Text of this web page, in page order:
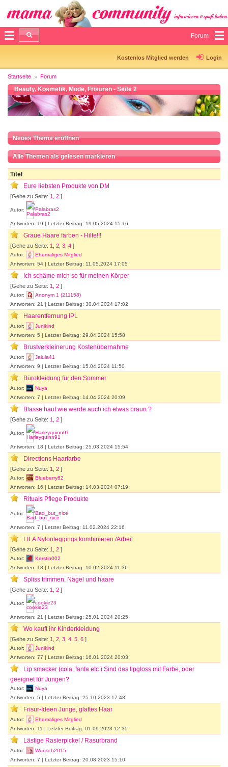
Forum
Kostenlos Mitglied werden Login
Startseite Forum
Beauty, Kosmetik, Mode, Frisuren - Seite 2
Neues Thema eröffnen
Alle Themen als gelesen markieren
Titel
Eure liebsten Produkte von DM
[Gehe zu Seite: 1 2 ]
Autor: Palabras2
Antworten: 19 | Letzter Beitrag: 19.05.2024 15:16
Graue Haare färben - Hilfe!!!
[Gehe zu Seite: 1 2 3 4 ]
Autor:
Ehemaliges Mitglied
Antworten: 54 | Letzter Beitrag: 11.05.2024 17:05
Ich schäme mich so für meinen Körper
[Gehe zu Seite: 1 2 ]
Autor:
Anonym 1 (211158)
Antworten: 21 | Letzter Beitrag: 30.04.2024 17:02
Haarentfernung IPL
Autor:
Junikind
Antworten: 5 | Letzter Beitrag: 29.04.2024 15:58
Brustverkleinerung Kostenübernahme
Autor:
Jalula41
Antworten: 9 | Letzter Beitrag: 15.04.2024 11:50
Bürokleidung für den Sommer
Autor:
Nuya
Antworten: 7 | Letzter Beitrag: 14.04.2024 20:09
Blasse haut wie werde auch ich etwas braun ?
[Gehe zu Seite: 1 2 ]
Autor: Harleyquinn91
Antworten: 18 | Letzter Beitrag: 25.03.2024 15:54
Directions Haarfarbe
[Gehe zu Seite: 1 2 ]
Autor:
Blueberry82
Antworten: 16 | Letzter Beitrag: 14.03.2024 07:19
Rituals Pflege Produkte
Autor: Bad_but_nice
Antworten: 7 | Letzter Beitrag: 11.02.2024 22:16
LILA Nylonleggings kombinieren /Arbeit
[Gehe zu Seite: 1 2 ]
Autor:
Kerstin002
Antworten: 18 | Letzter Beitrag: 10.02.2024 11:36
Spliss trimmen, Nägel und haare
[Gehe zu Seite: 1 2 ]
Autor: cookie23
Antworten: 21 | Letzter Beitrag: 25.01.2024 20:25
Wo kauft ihr Kinderkleidung
[Gehe zu Seite: 1 2 3 4 5 6 ]
Autor:
Junikind
Antworten: 77 | Letzter Beitrag: 16.01.2024 20:03
Lip smacker (cola, fanta etc.) Sind das lipgloss mit Farbe, oder
geeignet für Jungen?
Autor:
Nuya
Antworten: 5 | Letzter Beitrag: 25.10.2023 17:48
Frisur-Ideen Junge, glattes Haar
Autor:
Ehemaliges Mitglied
Antworten: 11 | Letzter Beitrag: 01.09.2023 12:35
Lästige Rasierpickel / Rasurbrand
Autor:
Wunsch2015
Antworten: 7 | Letzter Beitrag: 20.08.2023 15:10